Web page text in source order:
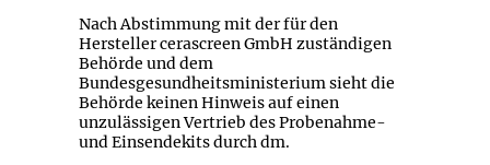
Nach Abstimmung mit der für den
Hersteller cerascreen GmbH zuständigen
Behörde und dem
Bundesgesundheitsministerium sieht die
Behörde keinen Hinweis auf einen
unzulässigen Vertrieb des Probenahme-
und Einsendekits durch dm.